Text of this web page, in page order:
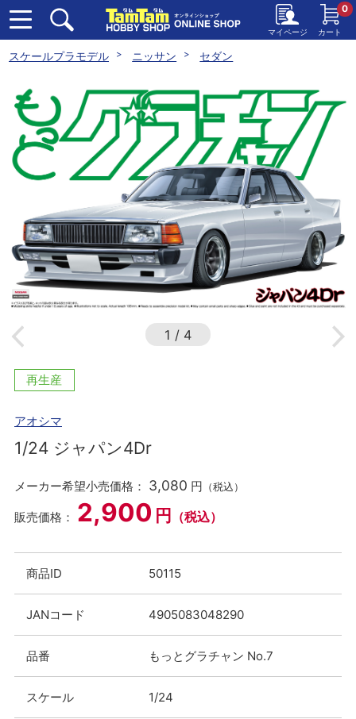
マイページ カート
0
スケールプラモデル ニッサン セダン
1 / 4
再生産
アオシマ
1/24 ジャパン4Dr
メーカー希望小売価格： 3,080 円 （税込）
販売価格： 2,900 円 （税込）
商品ID 50115
JANコード 4905083048290
品番 もっとグラチャン No.7
スケール 1/24